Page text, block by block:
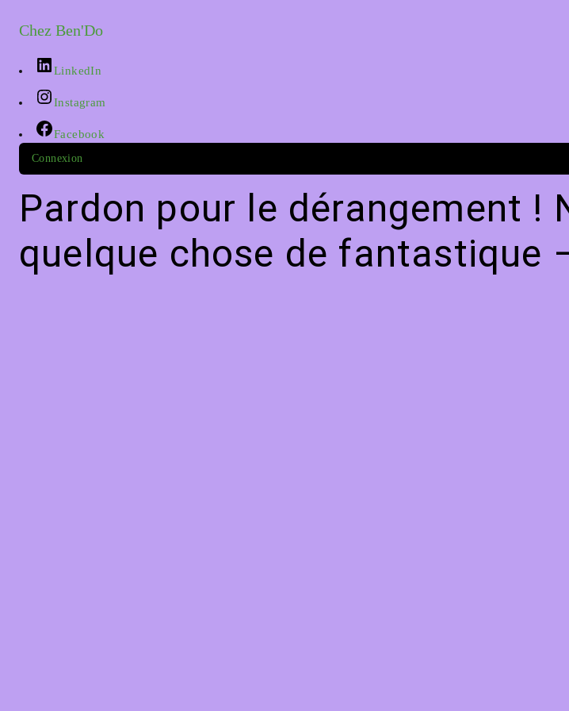
Chez Ben'Do
LinkedIn
Instagram
Facebook
Connexion
Pardon pour le dérangement !
quelque chose de fantastique